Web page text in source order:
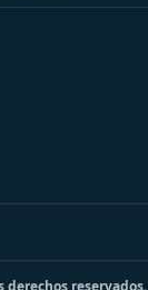
derechos reservados.